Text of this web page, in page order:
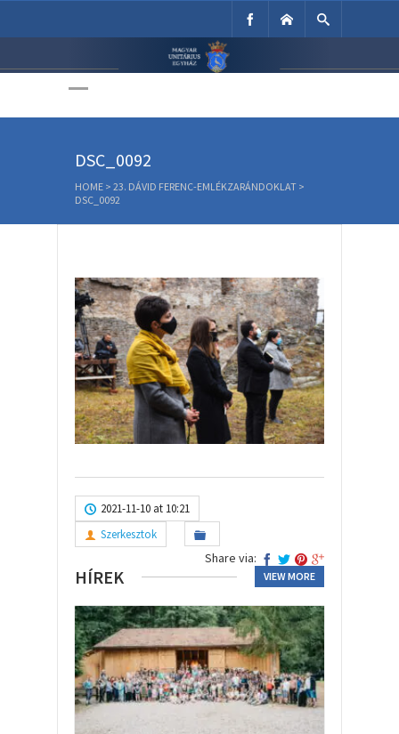
Unitárius Egyház
DSC_0092
HOME > 23. DÁVID FERENC-EMLÉKZARÁNDOKLAT >
DSC_0092
2021-11-10 at 10:21
Szerkesztok
Share via:
HÍREK VIEW MORE